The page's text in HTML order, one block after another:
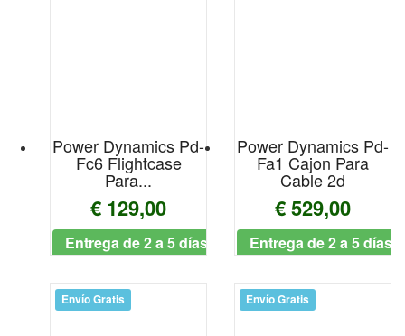
AlphaTheta
Alvarez
Amadeus
Power Dynamics Pd-
Fc6 Flightcase
Para...
€ 129,00
Entrega de 2 a 5 días
Power Dynamics Pd-
Fa1 Cajon Para
Cable 2d
€ 529,00
Entrega de 2 a 5 días
Envío Gratis Envío Gratis